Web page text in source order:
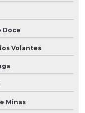
Doce
Volantes
Minas